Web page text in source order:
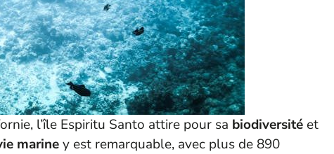
l’île Espiritu Santo attire pour sa biodiversité et
mariney est remarquable, avec plus de 890